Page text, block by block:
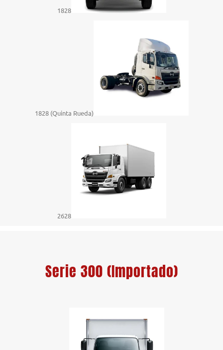
1828
1828 (Quinta Rueda)
2628
Serie 300 (Importado)